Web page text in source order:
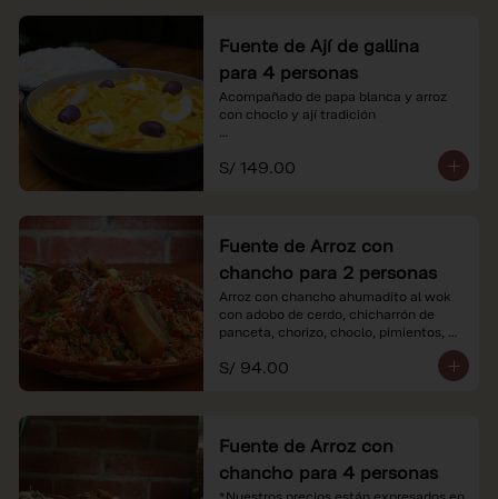
Fuente de Ají de gallina
para 4 personas
Acompañado de papa blanca y arroz
con choclo y ají tradición
*Nuestros precios están expresados en
soles e incluyen impuestos de ley y
S/ 149.00
Fuente de Arroz con
chancho para 2 personas
Arroz con chancho ahumadito al wok
con adobo de cerdo, chicharrón de
panceta, chorizo, choclo, pimientos,
*Nuestros precios están expresados en
S/ 94.00
Fuente de Arroz con
chancho para 4 personas